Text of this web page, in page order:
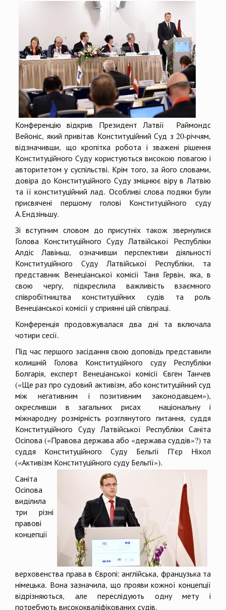
Конференцію відкрив Президент Латвії Раймондс
Вейоніс, який привітав Конституційний Суд з 20-річчям,
відзначивши, що кропітка робота і зважені рішення
Конституційного Суду користуються високою повагою і
авторитетом у суспільстві. Крім того, за його словами,
довіра до Конституційного Суду зміцнює віру в Латвію
та її конституційний лад. Особливі слова подяки були
присвячені першому голові Конституційного суду
А.Ендзіньшу.
Зі вступним словом до присутніх також звернулися
Голова Конституційного Суду Латвійської Республіки
Алдіс Лавіньш, означивши перспективи діяльності
Конституційного Суду Латвійської Республіки, та
представник Венеціанської комісії Таня Гервін, яка, в
свою чергу, підкреслила важливість взаємного
співробітництва конституційних судів та роль
Венеціанської комісії у сприянні цій співпраці.
Конференція продовжувалася два дні та включала
чотири сесії.
Під час першого засідання свою доповідь представили
колишній Голова Конституційного суду Республіки
Болгарія, експерт Венеціанської комісії Євген Танчев
(«Ще раз про судовий активізм, або конституційний суд
між негативним і позитивним законодавцем»),
окресливши в загальних рисах національну і
міжнародну розмірність розглянутого питання, суддя
Конституційного Суду Латвійської Республіки Саніта
Осіпова («Правова держава або «держава суддів»?) та
суддя Конституційного Суду Бельгії П'єр Ніхол
(«Активізм Конституційного суду Бельгії»).
Саніта
Осіпова
виділила
три різні
правові
концепції
верховенства права в Європі: англійська, французька та
німецька. Вона зазначила, що прояви кожної концепції
відрізняються, але переслідують одну мету і
потребують висококваліфікованих судів.